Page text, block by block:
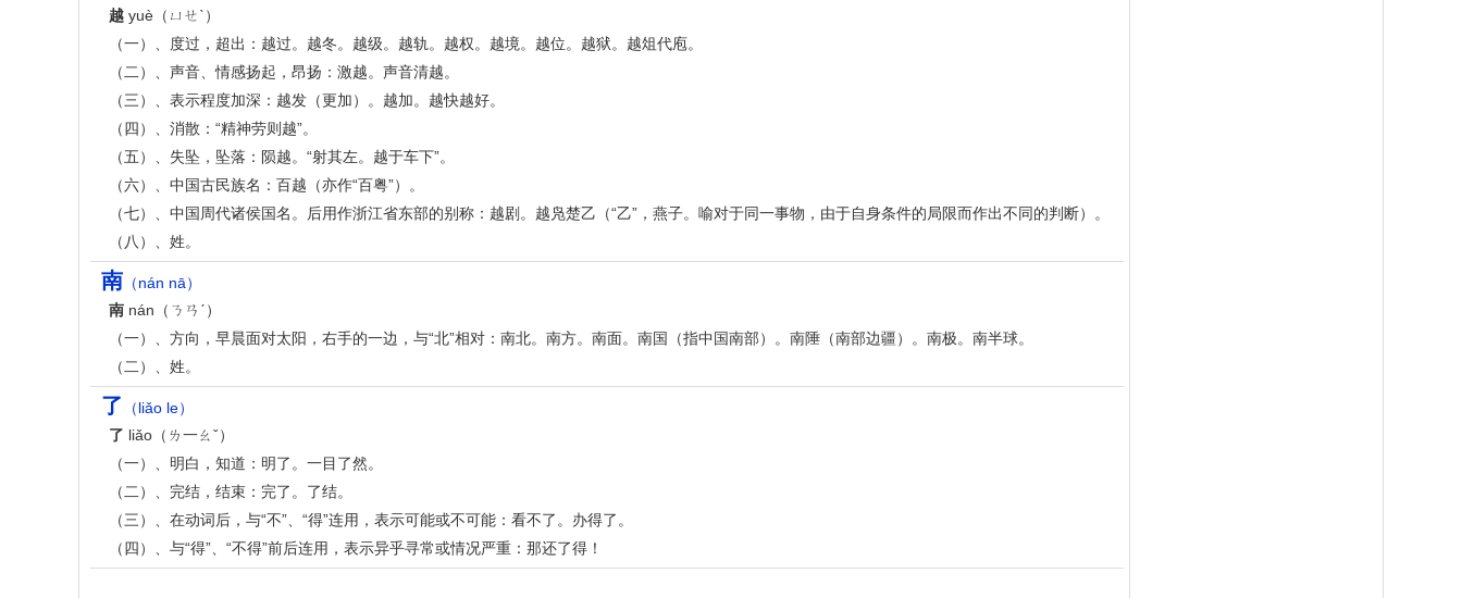
越 yuè（ㄩㄝˋ）
（一）、度过，超出：越过。越冬。越级。越轨。越权。越境。越位。越狱。越俎代庖。
（二）、声音、情感扬起，昂扬：激越。声音清越。
（三）、表示程度加深：越发（更加）。越加。越快越好。
（四）、消散：“精神劳则越”。
（五）、失坠，坠落：陨越。“射其左。越于车下”。
（六）、中国古民族名：百越（亦作“百粤”）。
（七）、中国周代诸侯国名。后用作浙江省东部的别称：越剧。越凫楚乙（“乙”，燕子。喻对于同一事物，由于自身条件的局限而作出不同的判断）。
（八）、姓。
南 （nán nā）
南 nán（ㄋㄢˊ）
（一）、方向，早晨面对太阳，右手的一边，与“北”相对：南北。南方。南面。南国（指中国南部）。南陲（南部边疆）。南极。南半球。
（二）、姓。
了
（liǎo le）
了 liǎo（ㄌ一ㄠˇ）
（一）、明白，知道：明了。一目了然。
（二）、完结，结束：完了。了结。
（三）、在动词后，与“不”、“得”连用，表示可能或不可能：看不了。办得了。
（四）、与“得”、“不得”前后连用，表示异乎寻常或情况严重：那还了得！